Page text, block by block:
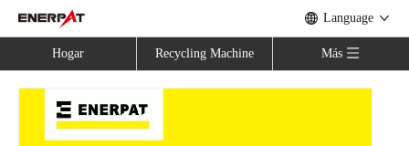
Language
Hogar Recycling Machine Más